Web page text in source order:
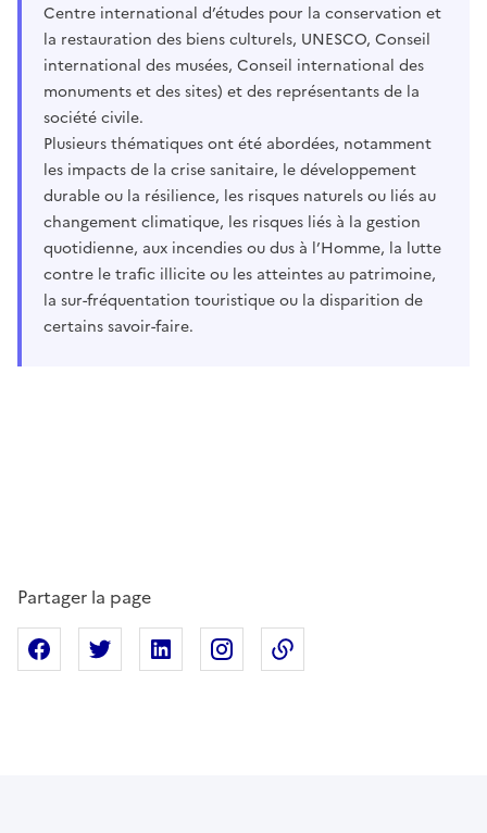
Centre international d’études pour la conservation et
la restauration des biens culturels, UNESCO, Conseil
international des musées, Conseil international des
monuments et des sites) et des représentants de la
société civile.
Plusieurs thématiques ont été abordées, notamment
les impacts de la crise sanitaire, le développement
durable ou la résilience, les risques naturels ou liés au
changement climatique, les risques liés à la gestion
quotidienne, aux incendies ou dus à l’Homme, la lutte
contre le trafic illicite ou les atteintes au patrimoine,
la sur-fréquentation touristique ou la disparition de
certains savoir-faire.
Partager la page
Partager sur Facebook
Partager sur XPartager sur Linkedin
Partager sur Instagram